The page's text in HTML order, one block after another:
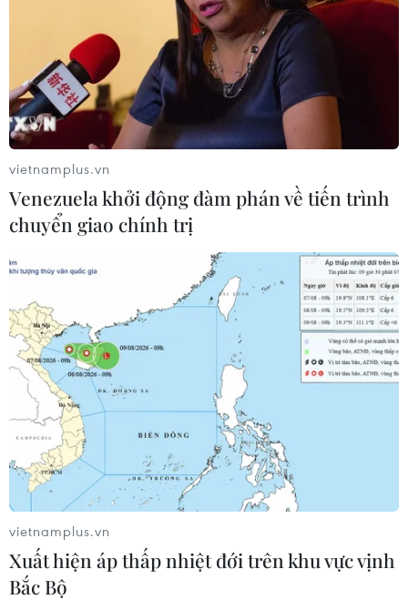
vietnamplus.vn
Venezuela khởi động đàm phán về tiến trình
chuyển giao chính trị
vietnamplus.vn
Xuất hiện áp thấp nhiệt đới trên khu vực vịnh
Bắc Bộ